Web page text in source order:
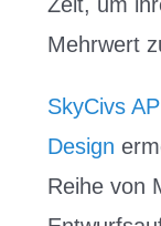
Mehrwert
SkyCivs
Design
Reihe von